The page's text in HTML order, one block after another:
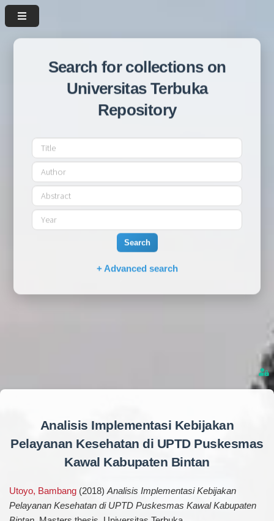
Search for collections on
Universitas Terbuka
Repository
Search
+ Advanced search
Analisis Implementasi Kebijakan
Pelayanan Kesehatan di UPTD Puskesmas
Kawal Kabupaten Bintan
Utoyo, Bambang(2018)Analisis Implementasi Kebijakan
Pelayanan Kesehatan di UPTD Puskesmas Kawal Kabupaten